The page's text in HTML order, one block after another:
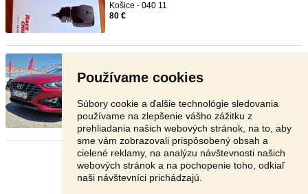
Používame cookies
Súbory cookie a ďalšie technológie sledovania
používame na zlepšenie vášho zážitku z
prehliadania našich webových stránok, na to, aby
sme vám zobrazovali prispôsobený obsah a
cielené reklamy, na analýzu návštevnosti našich
webových stránok a na pochopenie toho, odkiaľ
naši návštevníci prichádzajú.
Košice - 040 11
80 €
Cena bez DPH : 11301,-€ Možnosť kúpy aj na
Ružomberok - 034 01
13 900 €
Stránka: 1 2 3 Ďalšia